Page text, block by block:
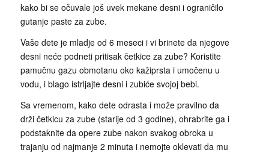
kako bi se očuvale još uvek mekane desni i ograničilo
gutanje paste za zube.
Vaše dete je mladje od 6 meseci i vi brinete da njegove
desni neće podneti pritisak četkice za zube? Koristite
pamučnu gazu obmotanu oko kažiprsta i umočenu u
vodu, i blago istrljajte desni i zubiće svojoj bebi.
Sa vremenom, kako dete odrasta i može pravilno da
drži četkicu za zube (starije od 3 godine), ohrabrite ga i
podstaknite da opere zube nakon svakog obroka u
trajanju od najmanje 2 minuta i nemojte oklevati da mu